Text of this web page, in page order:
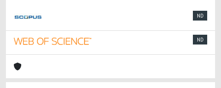
ND
ND